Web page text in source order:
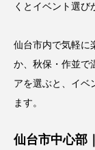
くとイベント選び
仙台市内で気軽に
か、秋保・作並で
アを選ぶと、イベ
ます。
仙台市中心部